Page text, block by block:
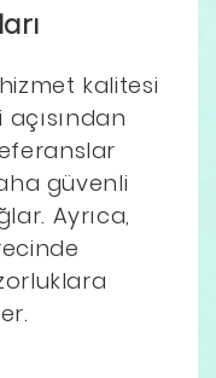
kalitesi
güvenli
Ayrıca,